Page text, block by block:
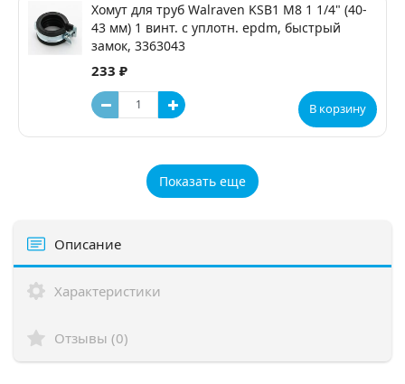
Хомут для труб Walraven KSB1 М8 1 1/4" (40-
43 мм) 1 винт. с уплотн. epdm, быстрый
замок, 3363043
233 ₽
В корзину
Показать еще
Описание
Характеристики
Отзывы (0)